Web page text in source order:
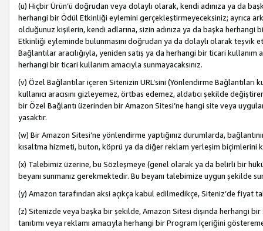
(u) Hiçbir Ürün’ü doğrudan veya dolaylı olarak, kendi adınıza ya da
herhangi bir Ödül Etkinliği eylemini gerçekleştirmeyeceksiniz; ayrıca
olduğunuz kişilerin, kendi adlarına, sizin adınıza ya da başka herhangi
Etkinliği eyleminde bulunmasını doğrudan ya da dolaylı olarak teşvik
Bağlantılar aracılığıyla, yeniden satış ya da herhangi bir ticari
herhangi bir ticari kullanım amacıyla sunmayacaksınız.
(v) Özel Bağlantılar içeren Sitenizin URL’sini (Yönlendirme Bağlantıları
kullanıcı aracısını gizleyemez, örtbas edemez, aldatıcı şekilde
bir Özel Bağlantı üzerinden bir Amazon Sitesi’ne hangi site veya
yasaktır.
(w) Bir Amazon Sitesi’ne yönlendirme yaptığınız durumlarda,
kısaltma hizmeti, buton, köprü ya da diğer reklam yerleşim biçimlerini
(x) Talebimiz üzerine, bu Sözleşmeye (genel olarak ya da belirli bir
beyanı sunmanız gerekmektedir. Bu beyanı talebimize uygun şekilde
(y) Amazon tarafından aksi açıkça kabul edilmedikçe, Siteniz’de fiyat
(z) Sitenizde veya başka bir şekilde, Amazon Sitesi dışında herhangi
tanıtımı veya reklamı amacıyla herhangi bir Program İçeriğini